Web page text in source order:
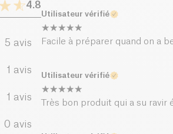
Sel (g)
4.8
5 avis
1 avis
1 avis
0 avis
Utilisateur vérifié
Facile à préparer quand on a
Utilisateur vérifié
Très bon produit qui a su ravir